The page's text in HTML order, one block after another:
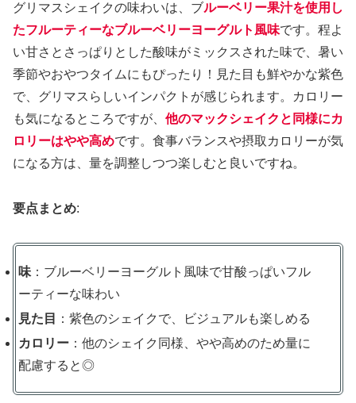
グリマスシェイクの味わいは、ブルーベリー果汁を使用し
たフルーティーなブルーベリーヨーグルト風味です。程よ
い甘さとさっぱりとした酸味がミックスされた味で、暑い
季節やおやつタイムにもぴったり！見た目も鮮やかな紫色
で、グリマスらしいインパクトが感じられます。カロリー
も気になるところですが、 他のマックシェイクと同様にカ
ロリーはやや高めです。食事バランスや摂取カロリーが気
になる方は、量を調整しつつ楽しむと良いですね。
要点まとめ:
味 ：ブルーベリーヨーグルト風味で甘酸っぱいフル
ーティーな味わい
見た目
：紫色のシェイクで、ビジュアルも楽しめる
カロリー ：他のシェイク同様、やや高めのため量に
配慮すると◎